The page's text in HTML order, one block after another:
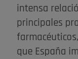
intensa
principales
que España